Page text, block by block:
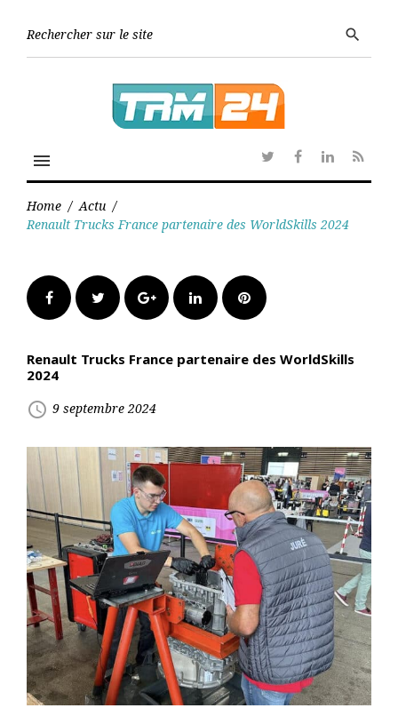
search
menu
TwitterFacebook
Linkedin
RSS
Home / Actu /
Renault Trucks France partenaire des WorldSkills 2024
FacebookTwitter Google+LinkedInPinterest
Renault Trucks France partenaire des WorldSkills
2024
access_time 9 septembre 2024